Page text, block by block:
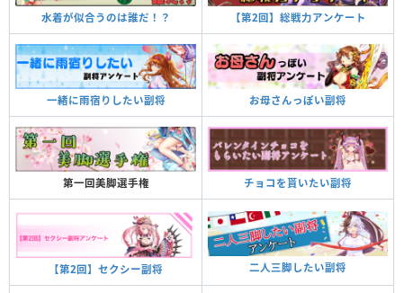
水着が似合うのは誰だ！？ 【第2回】総戦力アンケート
一緒に雨宿りしたい副将 お母さんっぽい副将
第一回美脚選手権 チョコを貰いたい副将
【第2回】セクシー副将 二人三脚したい副将